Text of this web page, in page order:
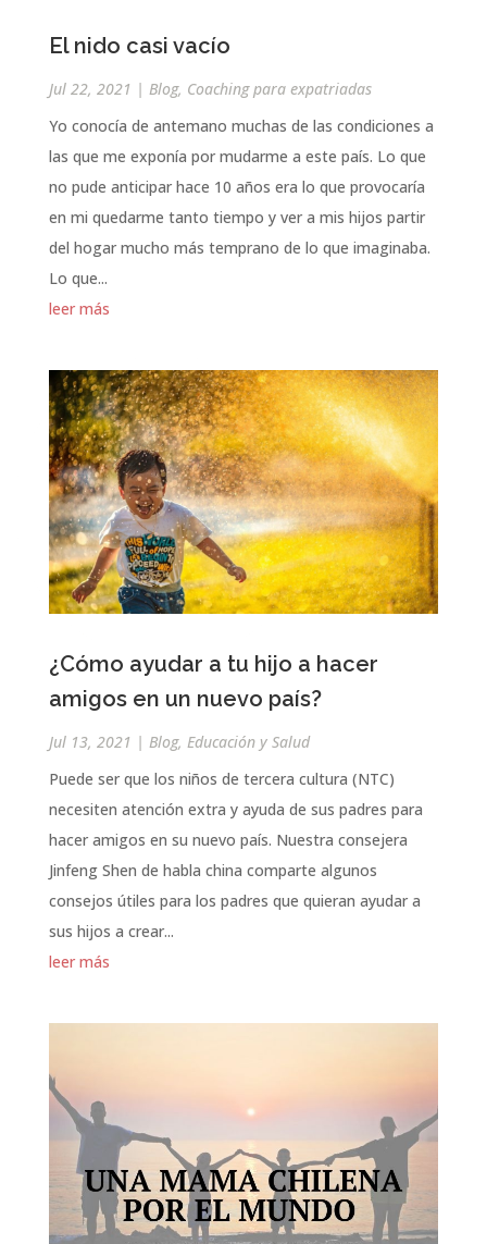
El nido casi vacío
Jul 22, 2021 | Blog, Coaching para expatriadas
Yo conocía de antemano muchas de las condiciones a
las que me exponía por mudarme a este país. Lo que
no pude anticipar hace 10 años era lo que provocaría
en mi quedarme tanto tiempo y ver a mis hijos partir
del hogar mucho más temprano de lo que imaginaba.
Lo que...
leer más
¿Cómo ayudar a tu hijo a hacer
amigos en un nuevo país?
Jul 13, 2021 | Blog, Educación y Salud
Puede ser que los niños de tercera cultura (NTC)
necesiten atención extra y ayuda de sus padres para
hacer amigos en su nuevo país. Nuestra consejera
Jinfeng Shen de habla china comparte algunos
consejos útiles para los padres que quieran ayudar a
sus hijos a crear...
leer más